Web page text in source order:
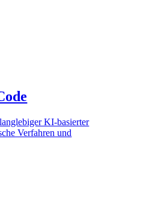
KI-basierter
Verfahren und